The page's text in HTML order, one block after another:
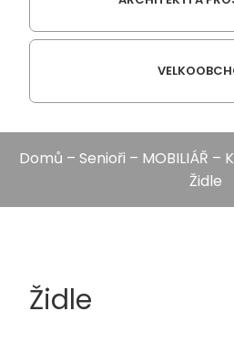
Domů – Senioři – MOBILIÁŘ –
Židle
Židle